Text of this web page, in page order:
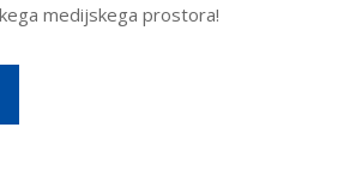
medijskega prostora!